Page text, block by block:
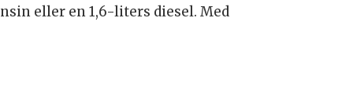
eller en 1,6-liters diesel. Med